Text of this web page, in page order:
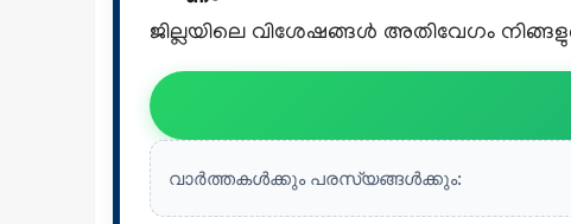
ജില്ലയിലെ വിശേഷങ്ങൾ അതിവേഗം
വാർത്തകൾക്കും പരസ്യങ്ങൾക്കും: